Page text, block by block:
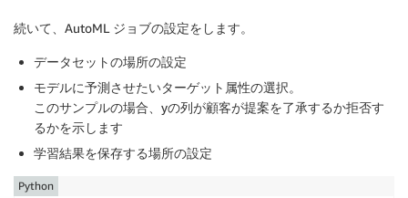
続いて、AutoML ジョブの設定をします。
データセットの場所の設定
モデルに予測させたいターゲット属性の選択。
このサンプルの場合、yの列が顧客が提案を了承するか拒否す
るかを示します
学習結果を保存する場所の設定
Python